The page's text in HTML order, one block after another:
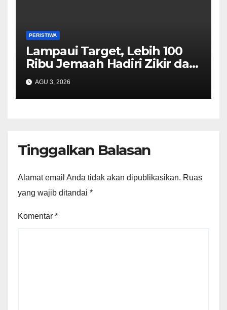
PERISTIWA
Lampaui Target, Lebih 100
Ribu Jemaah Hadiri Zikir dan
Doa Kebangsaan
AGU 3, 2026
Tinggalkan Balasan
Alamat email Anda tidak akan dipublikasikan. Ruas
yang wajib ditandai *
Komentar *